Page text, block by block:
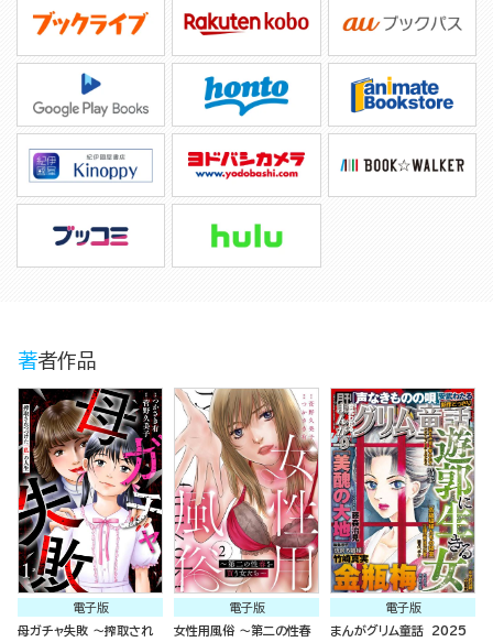
著者作品
電子版
母ガチャ失敗 ～搾取され
電子版
女性用風俗 ～第二の性春
電子版
まんがグリム童話 2025